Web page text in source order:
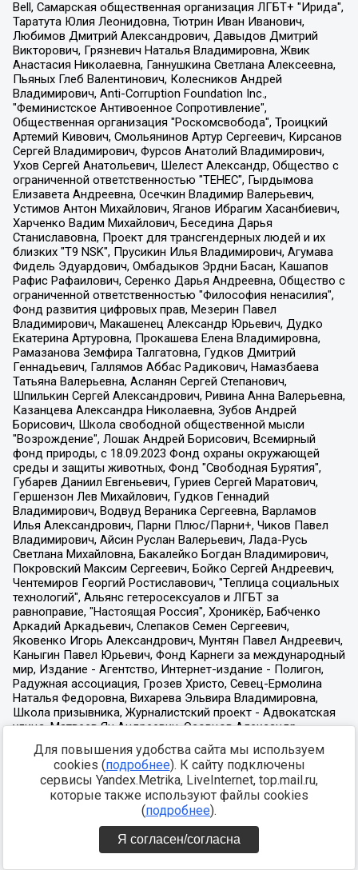
Для повышения удобства сайта мы используем
cookies (подробнее). К сайту подключены
сервисы Yandex.Metrika, LiveInternet, top.mail.ru,
которые также используют файлы cookies
(подробнее).
Я согласен/согласна